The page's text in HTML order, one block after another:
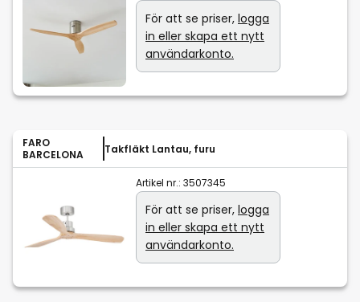
För att se priser, logga
in eller skapa ett nytt
användarkonto.
FARO
BARCELONA
Takfläkt Lantau, furu
Artikel nr.: 3507345
För att se priser, logga
in eller skapa ett nytt
användarkonto.